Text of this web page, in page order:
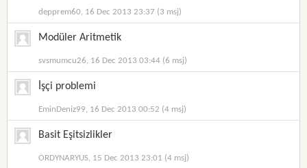
depprem60, 16 Dec 2013 23:37 (3 msj)
Modüler Aritmetik
svsmumcu26, 16 Dec 2013 03:44 (6 msj)
İşçi problemi
EminDeniz99, 16 Dec 2013 00:52 (4 msj)
Basit Eşitsizlikler
ORDYNARYUS, 15 Dec 2013 23:01 (4 msj)